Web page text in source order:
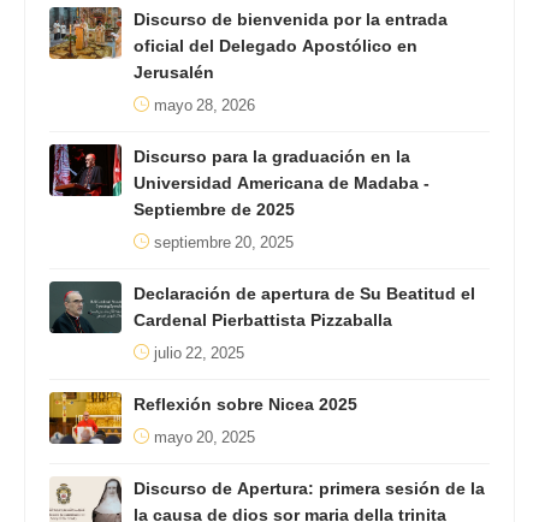
Discurso de bienvenida por la entrada
oficial del Delegado Apostólico en
Jerusalén
mayo 28, 2026
Discurso para la graduación en la
Universidad Americana de Madaba -
Septiembre de 2025
septiembre 20, 2025
Declaración de apertura de Su Beatitud el
Cardenal Pierbattista Pizzaballa
julio 22, 2025
Reflexión sobre Nicea 2025
mayo 20, 2025
Discurso de Apertura: primera sesión de la